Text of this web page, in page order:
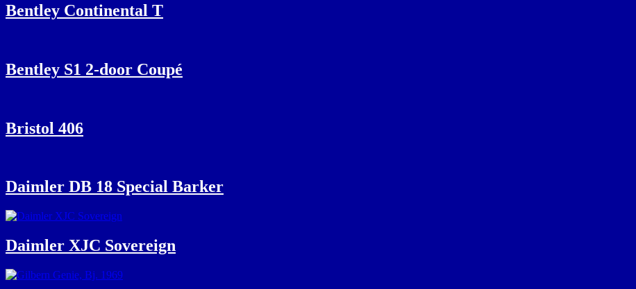
Bentley Continental T
Bentley S1 2-door Coupé
Bristol 406
Daimler DB 18 Special Barker
Daimler XJC Sovereign